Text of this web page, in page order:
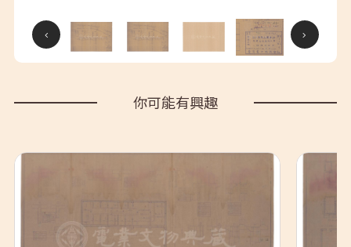
你可能有興趣